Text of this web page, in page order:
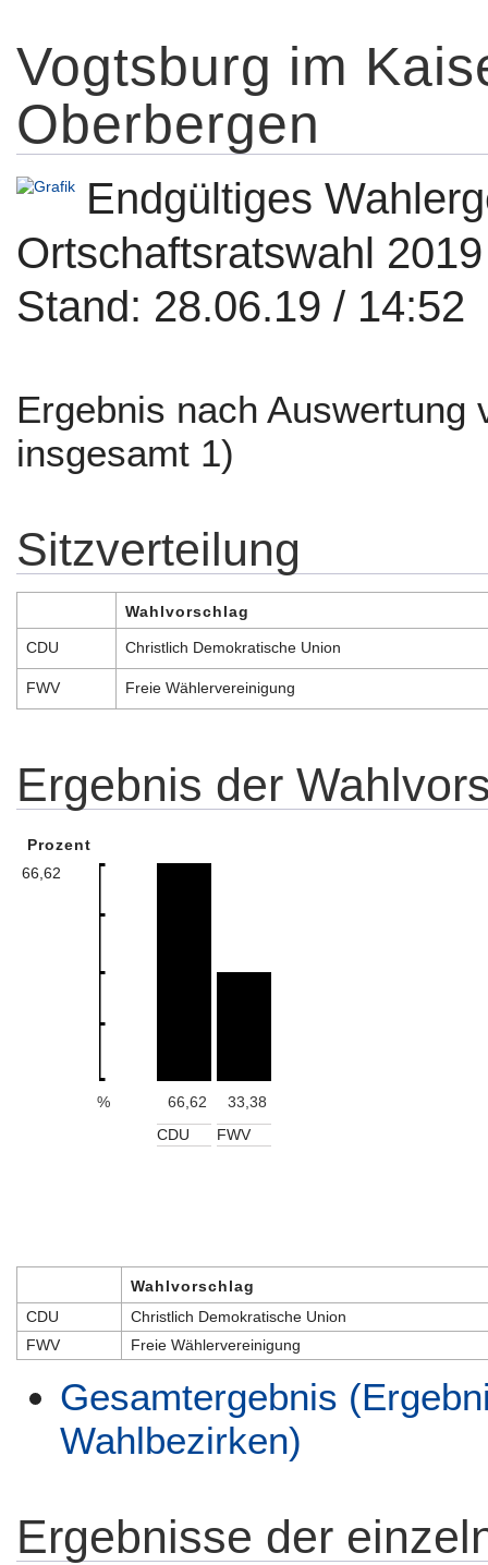
Vogtsburg im
Oberbergen
Endgültiges
Ortschaftsratswahl 2019
Stand: 28.06.19 / 14:52
Ergebnis nach Auswertung
insgesamt 1)
Sitzverteilung
Wahlvorschlag
CDU Christlich Demokratische Union
FWV Freie Wählervereinigung
Ergebnis der
Prozent
66,62
% 66,62
33,38
CDU
FWV
Wahlvorschlag
CDU
Christlich Demokratische Union
FWV
Freie Wählervereinigung
Gesamtergebnis
Wahlbezirken)
Ergebnisse der